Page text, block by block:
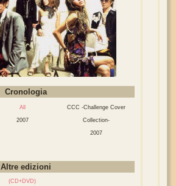
Cronologia
All
2007
CCC -Challenge Cover
Collection-
2007
Altre edizioni
(CD+DVD)